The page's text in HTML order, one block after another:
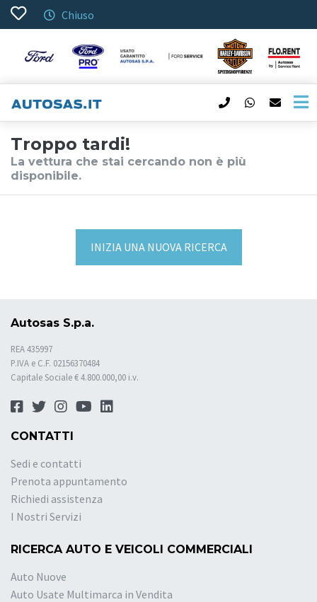
Chiuso
Troppo tardi!
La vettura che stai cercando non è più
disponibile.
INIZIA UNA NUOVA RICERCA
Autosas S.p.a.
REA 435997
P.IVA e C.F. 02156370484
Capitale Sociale € 4.800.000,00 i.v.
CONTATTI
Sedi e contatti
Prenota appuntamento
Richiedi assistenza
I Nostri Servizi
RICERCA AUTO E VEICOLI COMMERCIALI
Auto Nuove
Auto Usate Multimarca in Vendita